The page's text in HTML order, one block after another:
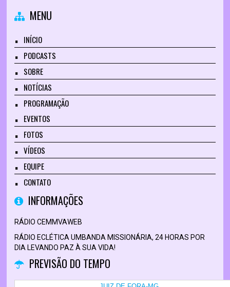
MENU
INÍCIO
PODCASTS
SOBRE
NOTÍCIAS
PROGRAMAÇÃO
EVENTOS
FOTOS
VÍDEOS
EQUIPE
CONTATO
INFORMAÇÕES
RÁDIO CEMMVAWEB
RÁDIO ECLÉTICA UMBANDA MISSIONÁRIA, 24 HORAS POR
DIA LEVANDO PAZ À SUA VIDA!
PREVISÃO DO TEMPO